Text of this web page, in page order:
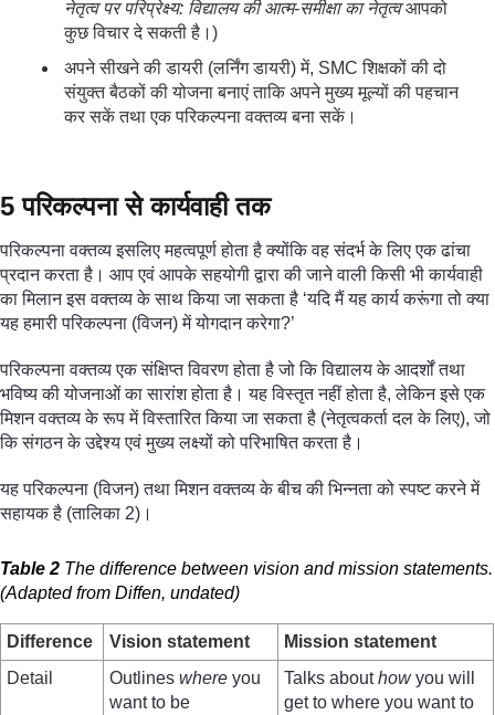
नेतृत्व पर परिप्रेक्ष्य: विद्यालय की आत्म-समीक्षा का नेतृत्वआपको
कुछ विचार दे सकती है।)
अपने सीखने की डायरी (लर्निंग डायरी) में, SMC शिक्षकों की दो
संयुक्त बैठकों की योजना बनाएं ताकि अपने मुख्य मूल्यों की पहचान
कर सकें तथा एक परिकल्पना वक्तव्य बना सकें।
5 परिकल्पना से कार्यवाही तक
परिकल्पना वक्तव्य इसलिए महत्वपूर्ण होता है क्योंकि वह संदर्भ के लिए एक ढांचा
प्रदान करता है। आप एवं आपके सहयोगी द्वारा की जाने वाली किसी भी कार्यवाही
का मिलान इस वक्तव्य के साथ किया जा सकता है ‘यदि मैं यह कार्य करूंगा तो क्या
यह हमारी परिकल्पना (विजन) में योगदान करेगा?’
परिकल्पना वक्तव्य एक संक्षिप्त विवरण होता है जो कि विद्यालय के आदर्शों तथा
भविष्य की योजनाओं का सारांश होता है। यह विस्तृत नहीं होता है, लेकिन इसे एक
मिशन वक्तव्य के रूप में विस्तारित किया जा सकता है (नेतृत्वकर्ता दल के लिए), जो
कि संगठन के उद्देश्य एवं मुख्य लक्ष्यों को परिभाषित करता है।
यह परिकल्पना (विजन) तथा मिशन वक्तव्य के बीच की भिन्नता को स्पष्ट करने में
सहायक है (तालिका 2)।
Table 2 The difference between vision and mission statements.
(Adapted from Diffen, undated)
Difference Vision statement
Mission statement
Detail
Outlines where you
want to be
Talks abouthowyou will
get to where you want to